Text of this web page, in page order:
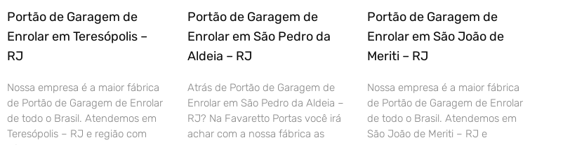
Portão de Garagem de
Enrolar em Teresópolis –
RJ
Nossa empresa é a maior fábrica
de Portão de Garagem de Enrolar
de todo o Brasil. Atendemos em
Teresópolis – RJ e região com
Portão de Garagem de
Enrolar em São Pedro da
Aldeia – RJ
Atrás de Portão de Garagem de
Enrolar em São Pedro da Aldeia –
RJ? Na Favaretto Portas você irá
achar com a nossa fábrica as
Portão de Garagem de
Enrolar em São João de
Meriti – RJ
Nossa empresa é a maior fábrica
de Portão de Garagem de Enrolar
de todo o Brasil. Atendemos em
São João de Meriti – RJ e